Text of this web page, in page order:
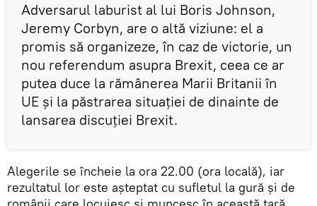
Adversarul laburist al lui Boris Johnson,
Jeremy Corbyn, are o altă viziune: el a
promis să organizeze, în caz de victorie, un
nou referendum asupra Brexit, ceea ce ar
putea duce la rămânerea Marii Britanii în
UE și la păstrarea situației de dinainte de
lansarea discuției Brexit.
Alegerile se încheie la ora 22.00 (ora locală), iar
rezultatul lor este așteptat cu sufletul la gură și de